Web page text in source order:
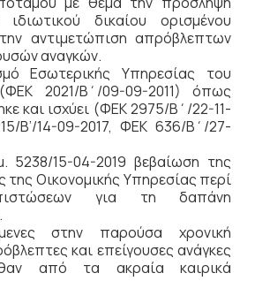
δικαίου ορισμένου
αντιμετώπιση απρόβλεπτων
αναγκών.
Εσωτερικής Υπηρεσίας του
2021/Β΄/09-09-2011) όπως
και ισχύει (ΦΕΚ 2975/Β΄/22-11-
Β’/14-09-2017, ΦΕΚ 636/Β΄/27-
5238/15-04-2019 βεβαίωση της
της Οικονομικής Υπηρεσίας περί
για τη δαπάνη
στην παρούσα χρονική
και επείγουσες ανάγκες
από τα ακραία καιρικά